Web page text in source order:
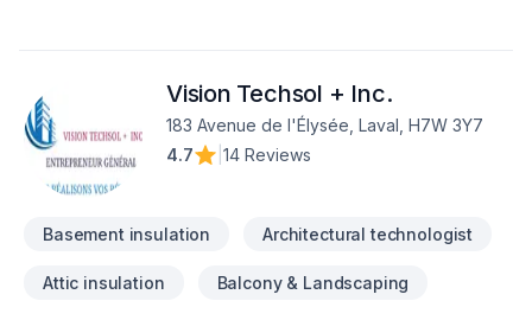
Vision Techsol + Inc.
183 Avenue de l'Élysée, Laval, H7W 3Y7
4.7
14 Reviews
Basement insulation Architectural technologist
Attic insulation Balcony & Landscaping